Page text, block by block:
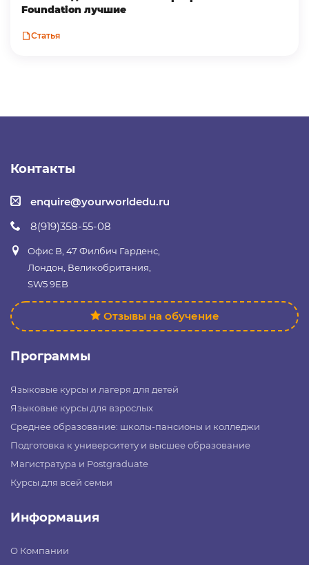
Foundation лучшие
Статья
Контакты
enquire@yourworldedu.ru
8(919)358-55-08
Офис B, 47 Филбич Гарденс,
Лондон, Великобритания,
SW5 9EB
Отзывы на обучение
Программы
Языковые курсы и лагеря для детей
Языковые курсы для взрослых
Среднее образование: школы-пансионы и колледжи
Подготовка к университету и высшее образование
Магистратура и Postgraduate
Курсы для всей семьи
Информация
О Компании